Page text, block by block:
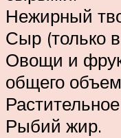
Нежирный
Сыр (только
Овощи и
общего
Рыбий жир.